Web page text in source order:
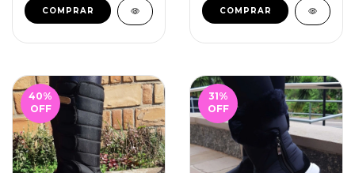
COMPRAR COMPRAR
40%
OFF
31%
OFF